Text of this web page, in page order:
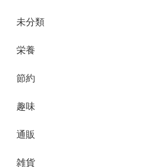
未分類
栄養
節約
趣味
通販
雑貨